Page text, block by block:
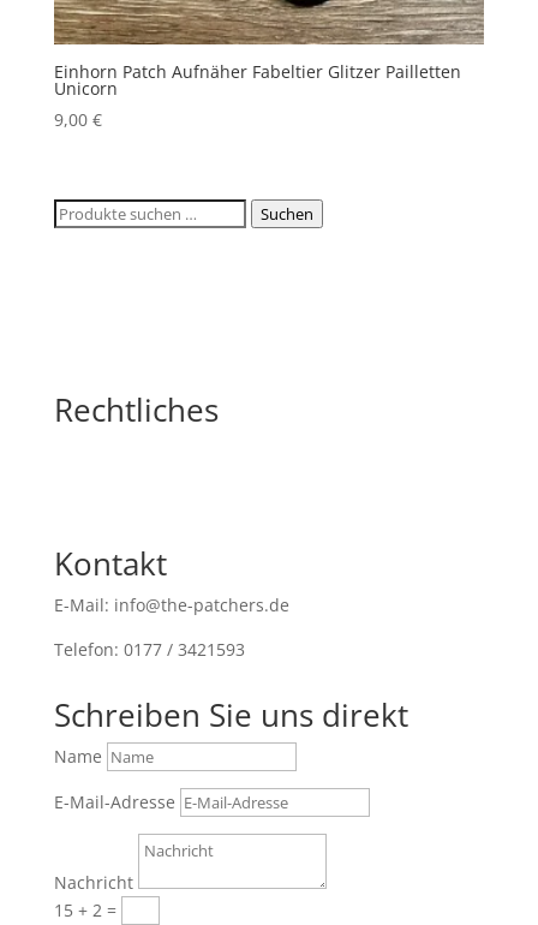
Einhorn Patch Aufnäher Fabeltier Glitzer Pailletten
Unicorn
9,00 €
Suchen
Suchen
Rechtliches
Kontakt
E-Mail: info@the-patchers.de
Telefon: 0177 / 3421593
Schreiben Sie uns direkt
Name
E-Mail-Adresse
Nachricht
15 + 2=